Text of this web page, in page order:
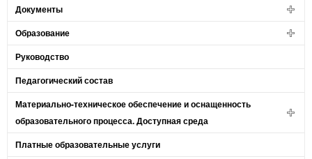
Документы
Образование
Руководство
Педагогический состав
Материально-техническое обеспечение и оснащенность
образовательного процесса. Доступная среда
Платные образовательные услуги